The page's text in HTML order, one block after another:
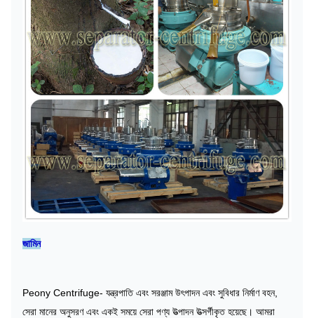
জামিন
Peony Centrifuge- যন্ত্রপাতি এবং সরঞ্জাম উৎপাদন এবং সুবিধার নির্মাণ বহন,
সেরা মানের অনুসরণ এবং একই সময়ে সেরা পণ্য উত্পাদন উত্সর্গীকৃত হয়েছে। আমরা